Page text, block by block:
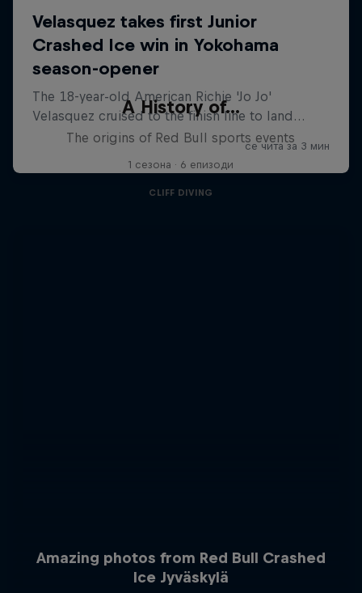
A History of...
The origins of Red Bull sports events
1 сезона · 6 епизоди
CLIFF DIVING
Amazing photos from Red Bull Crashed
Ice Jyväskylä